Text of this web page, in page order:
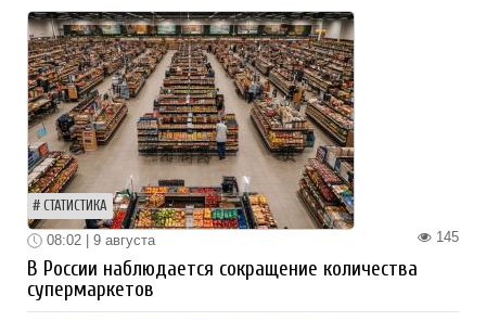
СТАТИСТИКА
145
08:02 | 9 августа
В России наблюдается сокращение количества
супермаркетов